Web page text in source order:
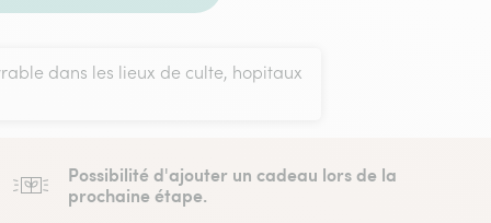
dans les lieux de culte, hopitaux
Possibilité d'ajouter un cadeau lors de la
prochaine étape.